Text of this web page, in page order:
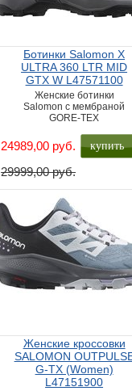
Ботинки Salomon X
ULTRA 360 LTR MID
GTX W L47571100
Женские ботинки
Salomon с мембраной
GORE-TEX
24989,00 руб.
29999,00 руб.
купить
Женские кроссовки
SALOMON
G-TX (Women)
L47151900